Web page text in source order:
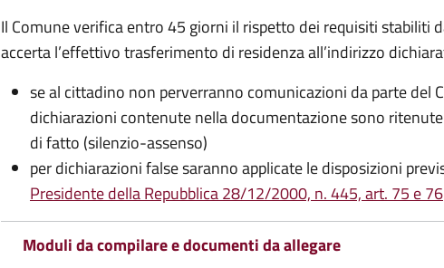
Il Comune verifica entro45 giorni il rispetto dei requisiti stabiliti
accerta l’effettivo trasferimento di residenza all’indirizzo
se al cittadino non perverranno comunicazioni da parte del
dichiarazioni contenute nella documentazione sono
di fatto (silenzio-assenso)
per dichiarazioni false saranno applicate le disposizioni
Presidente della Repubblica 28/12/2000, n. 445, art. 75 e 76
Moduli da compilare e documenti da allegare